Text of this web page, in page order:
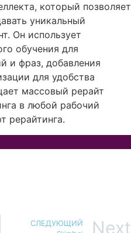
который позволяет
уникальный
Он использует
обучения для
и фраз, добавления
для удобства
массовый рерайт
в любой рабочий
рерайтинга.
СЛЕДУЮЩИЙ Next